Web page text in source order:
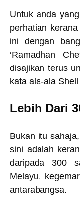
Untuk anda
perhatian
ini dengan
‘Ramadhan
disajikan terus
kata ala-ala
Lebih Dari
Bukan itu
sini adalah
daripada 300
Melayu,
antarabangsa.